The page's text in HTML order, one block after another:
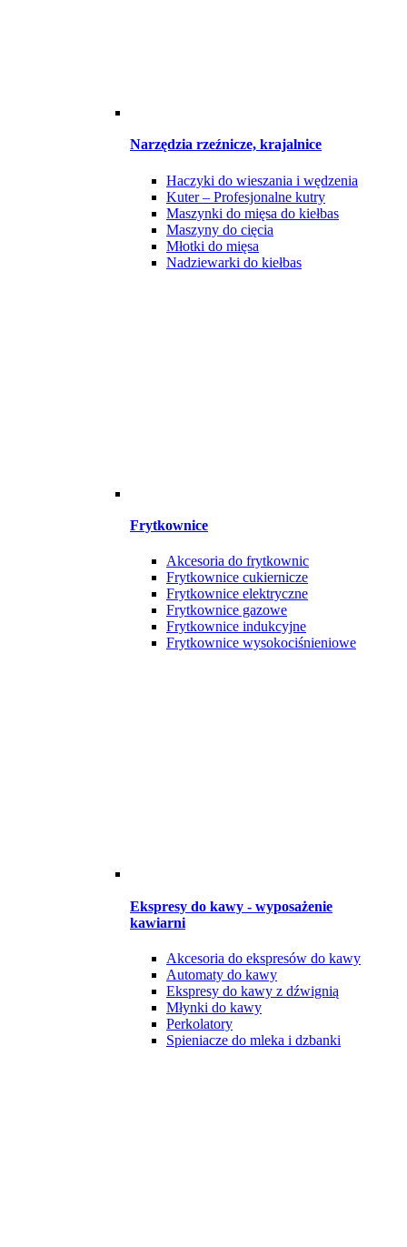
Narzędzia rzeźnicze, krajalnice
Haczyki do wieszania i wędzenia
Kuter – Profesjonalne kutry
Maszynki do mięsa do kiełbas
Maszyny do cięcia
Młotki do mięsa
Nadziewarki do kiełbas
Frytkownice
Akcesoria do frytkownic
Frytkownice cukiernicze
Frytkownice elektryczne
Frytkownice gazowe
Frytkownice indukcyjne
Frytkownice wysokociśnieniowe
Ekspresy do kawy - wyposażenie
kawiarni
Akcesoria do ekspresów do kawy
Automaty do kawy
Ekspresy do kawy z dźwignią
Młynki do kawy
Perkolatory
Spieniacze do mleka i dzbanki